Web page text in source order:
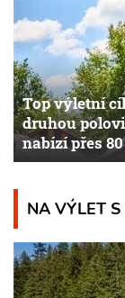
Top výletní
druhou
nabízí přes
NA VÝLET